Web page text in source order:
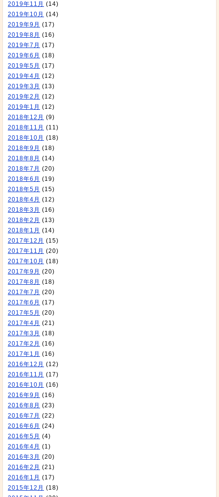
2019年11月 (14)
2019年10月 (14)
2019年9月 (17)
2019年8月 (16)
2019年7月 (17)
2019年6月 (18)
2019年5月 (17)
2019年4月 (12)
2019年3月 (13)
2019年2月 (12)
2019年1月 (12)
2018年12月 (9)
2018年11月 (11)
2018年10月 (18)
2018年9月 (18)
2018年8月 (14)
2018年7月 (20)
2018年6月 (19)
2018年5月 (15)
2018年4月 (12)
2018年3月 (16)
2018年2月 (13)
2018年1月 (14)
2017年12月 (15)
2017年11月 (20)
2017年10月 (18)
2017年9月 (20)
2017年8月 (18)
2017年7月 (20)
2017年6月 (17)
2017年5月 (20)
2017年4月 (21)
2017年3月 (18)
2017年2月 (16)
2017年1月 (16)
2016年12月 (12)
2016年11月 (17)
2016年10月 (16)
2016年9月 (16)
2016年8月 (23)
2016年7月 (22)
2016年6月 (24)
2016年5月 (4)
2016年4月 (1)
2016年3月 (20)
2016年2月 (21)
2016年1月 (17)
2015年12月 (18)